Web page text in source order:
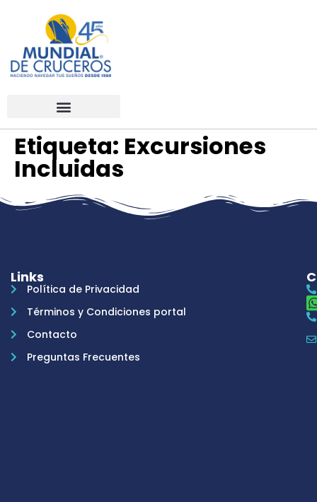
Etiqueta: Excursiones
Incluidas
Links
Política de Privacidad
Términos y Condiciones portal
Contacto
Preguntas Frecuentes